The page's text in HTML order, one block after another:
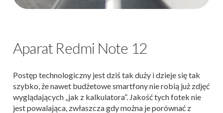
Aparat Redmi Note 12
Postęp technologiczny jest dziś tak duży i dzieje się tak
szybko, że nawet budżetowe smartfony nie robią już zdjęć
wyglądających „jak z kalkulatora”. Jakość tych fotek nie
jest powalająca, zwłaszcza gdy można je porównać z